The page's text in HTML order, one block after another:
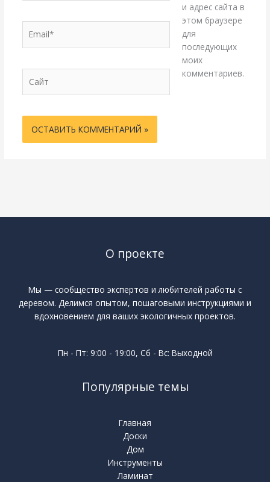
и адрес сайта в
этом браузере
для
последующих
моих
комментариев.
О проекте
Мы — сообщество экспертов и любителей работы с
деревом. Делимся опытом, пошаговыми инструкциями и
вдохновением для ваших экологичных проектов.
Пн - Пт: 9:00 - 19:00, Сб - Вс: Выходной
Популярные темы
Главная
Доски
Дом
Инструменты
Ламинат